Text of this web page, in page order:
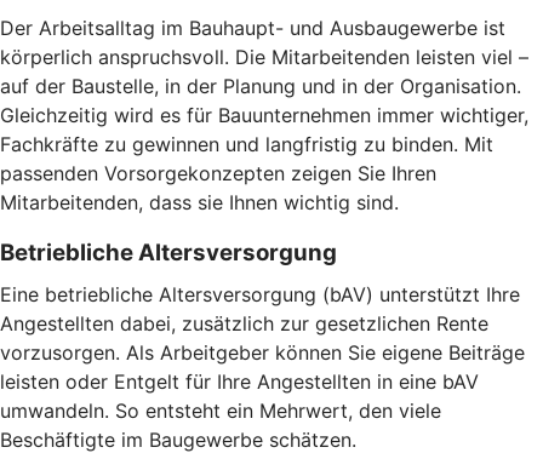
Der Arbeitsalltag im Bauhaupt- und Ausbaugewerbe ist
körperlich anspruchsvoll. Die Mitarbeitenden leisten viel –
auf der Baustelle, in der Planung und in der Organisation.
Gleichzeitig wird es für Bauunternehmen immer wichtiger,
Fachkräfte zu gewinnen und langfristig zu binden. Mit
passenden Vorsorgekonzepten zeigen Sie Ihren
Mitarbeitenden, dass sie Ihnen wichtig sind.
Betriebliche Altersversorgung
Eine betriebliche Altersversorgung (bAV) unterstützt Ihre
Angestellten dabei, zusätzlich zur gesetzlichen Rente
vorzusorgen. Als Arbeitgeber können Sie eigene Beiträge
leisten oder Entgelt für Ihre Angestellten in eine bAV
umwandeln. So entsteht ein Mehrwert, den viele
Beschäftigte im Baugewerbe schätzen.